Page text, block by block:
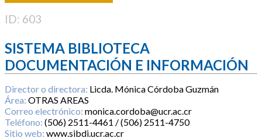
ID: 603
SISTEMA BIBLIOTECA
DOCUMENTACIÓN E INFORMACIÓN
Director o directora: Licda. Mónica Córdoba Guzmán
Área: OTRAS AREAS
Correo electrónico: monica.cordoba@ucr.ac.cr
Teléfono: (506) 2511-4461 / (506) 2511-4750
Sitio web: www.sibdi.ucr.ac.cr